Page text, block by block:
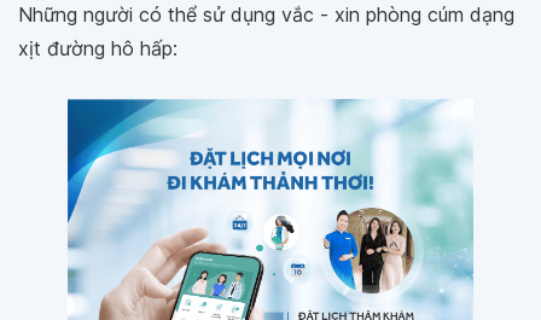
Những người có thể sử dụng vắc - xin phòng cúm dạng
xịt đường hô hấp: